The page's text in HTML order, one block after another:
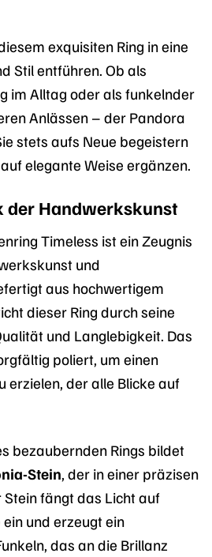
exquisiten Ring in eine
Stil entführen. Ob als
im Alltag oder als funkelnder
Anlässen – der Pandora
stets aufs Neue begeistern
elegante Weise ergänzen.
der Handwerkskunst
Timeless ist ein Zeugnis
und
aus hochwertigem
dieser Ring durch seine
und Langlebigkeit. Das
poliert, um einen
erzielen, der alle Blicke auf
bezaubernden Rings bildet
Stein, der in einer präzisen
Stein fängt das Licht auf
und erzeugt ein
das an die Brillanz